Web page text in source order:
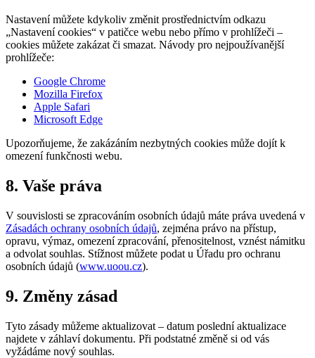
Nastavení můžete kdykoliv změnit prostřednictvím odkazu
„Nastavení cookies“ v patičce webu nebo přímo v prohlížeči –
cookies můžete zakázat či smazat. Návody pro nejpoužívanější
prohlížeče:
Google Chrome
Mozilla Firefox
Apple Safari
Microsoft Edge
Upozorňujeme, že zakázáním nezbytných cookies může dojít k
omezení funkčnosti webu.
8. Vaše práva
V souvislosti se zpracováním osobních údajů máte práva uvedená v
Zásadách ochrany osobních údajů, zejména právo na přístup,
opravu, výmaz, omezení zpracování, přenositelnost, vznést námitku
a odvolat souhlas. Stížnost můžete podat u Úřadu pro ochranu
osobních údajů (www.uoou.cz).
9. Změny zásad
Tyto zásady můžeme aktualizovat – datum poslední aktualizace
najdete v záhlaví dokumentu. Při podstatné změně si od vás
vyžádáme nový souhlas.